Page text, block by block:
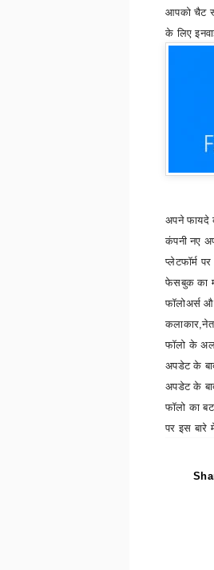
आपको चैट
के लिए
अपने फायदे
कंपनी नए
प्लेटफॉर्म
फेसबुक का
फॉलोअर्स
कलाकार,
फॉलो के
अपडेट के
अपडेट के
फॉलो का
पर इस बारे